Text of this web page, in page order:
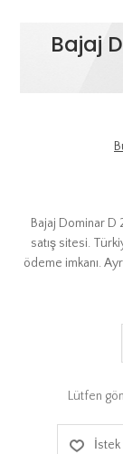
Bajaj
Bajaj Dominar D
satış sitesi.
ödeme imkanı.
Lütfen